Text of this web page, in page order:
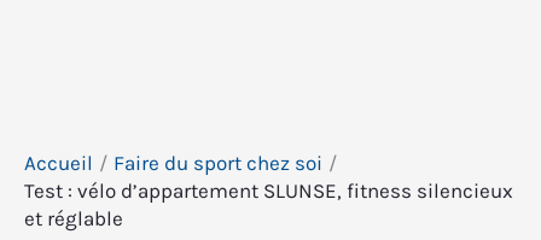
Accueil
Faire du sport chez soi
Test : vélo d’appartement SLUNSE, fitness silencieux
et réglable